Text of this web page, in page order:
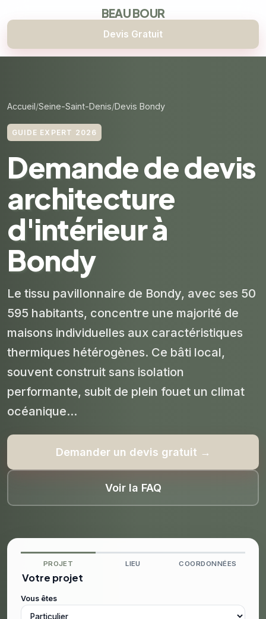
BEAU BOUR
Devis Gratuit
Accueil Seine-Saint-Denis Devis Bondy
GUIDE EXPERT 2026
Demande de devis
architecture
d'intérieur à
Bondy
Le tissu pavillonnaire de Bondy, avec ses 50
595 habitants, concentre une majorité de
maisons individuelles aux caractéristiques
thermiques hétérogènes. Ce bâti local,
souvent construit sans isolation
performante, subit de plein fouet un climat
océanique...
Demander un devis gratuit →
Voir la FAQ
PROJET LIEU COORDONNÉES
Votre projet
Vous êtes